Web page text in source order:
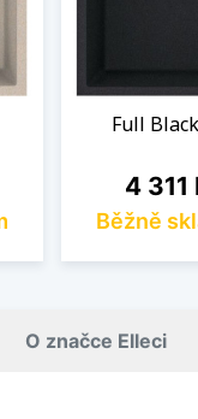
Full
Cena
4 311
Běžně
O značce Elleci